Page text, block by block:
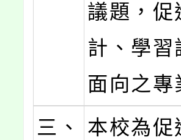
議題，促
計、學
面向之專
三、
本校為促